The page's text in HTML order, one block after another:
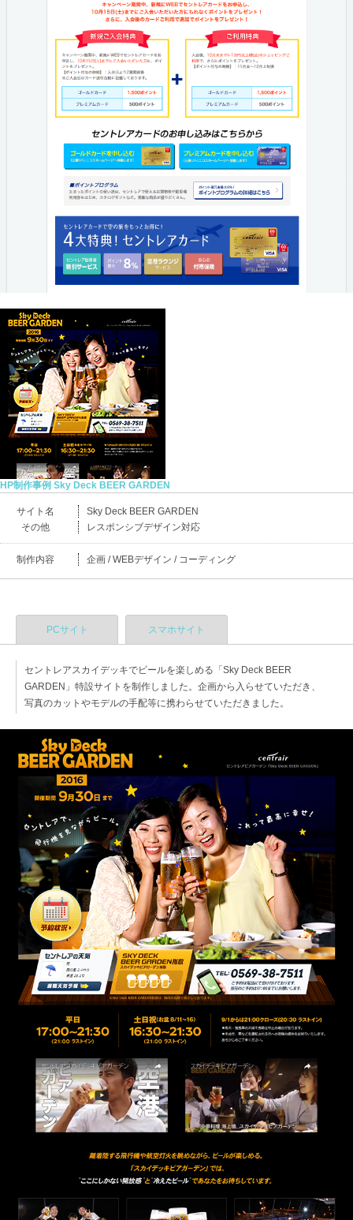
HP制作事例 Sky Deck BEER GARDEN
サイト名
Sky Deck BEER GARDEN
その他
レスポンシブデザイン対応
制作内容 企画 / WEBデザイン / コーディング
PCサイト スマホサイト
セントレアスカイデッキでビールを楽しめる「Sky Deck BEER
GARDEN」特設サイトを制作しました。企画から入らせていただき、
写真のカットやモデルの手配等に携わらせていただきました。